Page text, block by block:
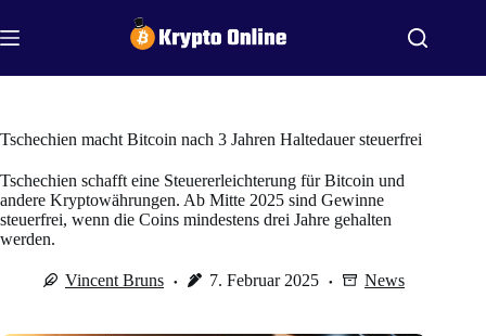
Inhalt
springen
Tschechien macht Bitcoin nach 3 Jahren Haltedauer steuerfrei
Tschechien schafft eine Steuererleichterung für Bitcoin und
andere Kryptowährungen. Ab Mitte 2025 sind Gewinne
steuerfrei, wenn die Coins mindestens drei Jahre gehalten
werden.
Vincent Bruns 7. Februar 2025 News